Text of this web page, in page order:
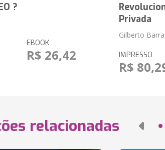
?
EBOOK
R$ 26,42
Privada
Gilberto
IMPRESSO
R$
relacionadas